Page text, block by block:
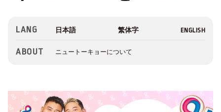
LANG
ABOUT ニュートーキョーについて